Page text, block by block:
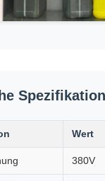
Wert
380V